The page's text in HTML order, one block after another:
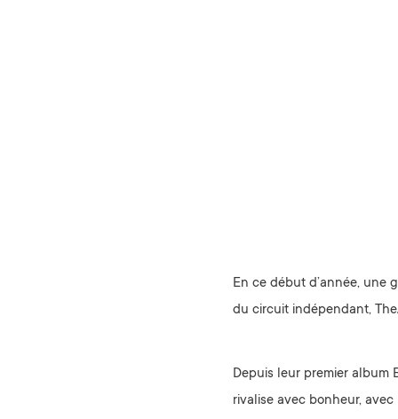
En ce début d’année, une
du circuit indépendant,
Depuis leur premier album
rivalise avec bonheur,